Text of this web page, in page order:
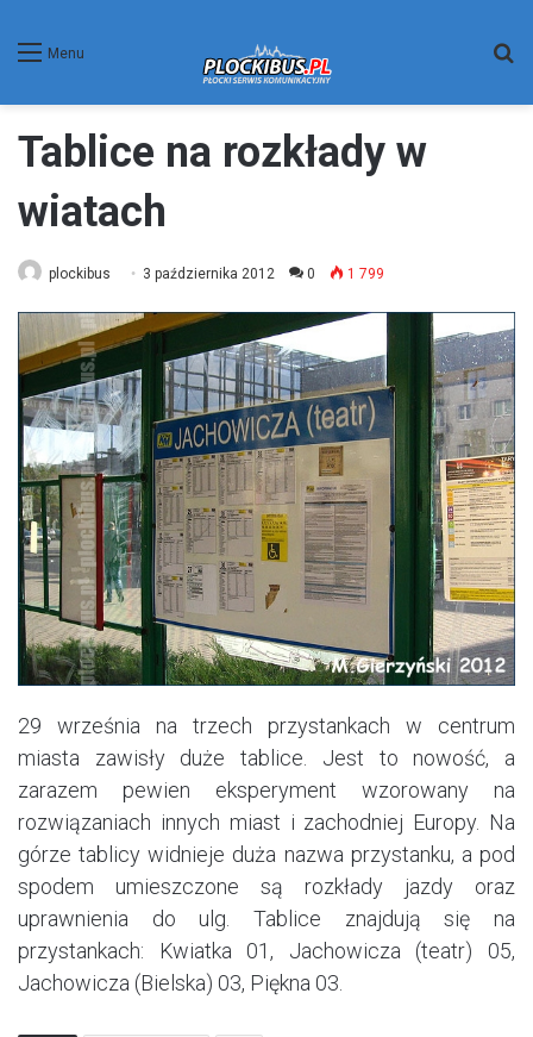
Menu
Tablice na rozkłady w
wiatach
plockibus 3 października 2012 0 1 799
29 września na trzech przystankach w centrum
miasta zawisły duże tablice. Jest to nowość, a
zarazem pewien eksperyment wzorowany na
rozwiązaniach innych miast i zachodniej Europy. Na
górze tablicy widnieje duża nazwa przystanku, a pod
spodem umieszczone są rozkłady jazdy oraz
uprawnienia do ulg. Tablice znajdują się na
przystankach: Kwiatka 01, Jachowicza (teatr) 05,
Jachowicza (Bielska) 03, Piękna 03.